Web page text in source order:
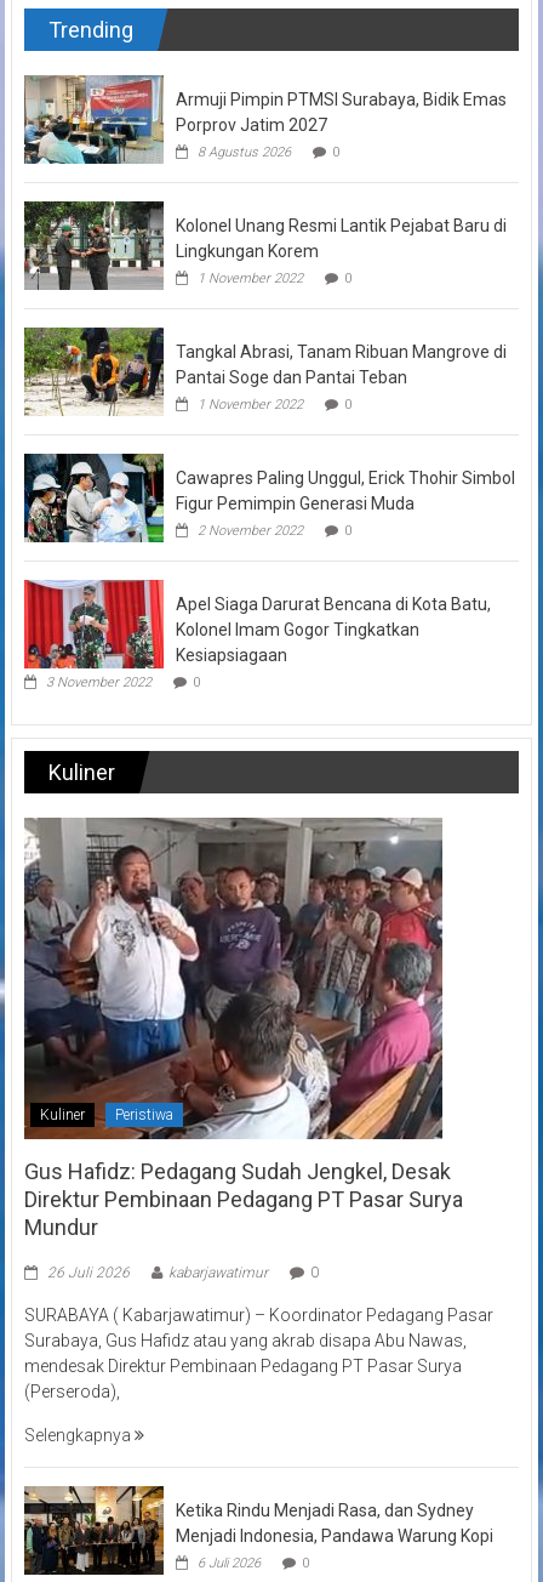
Trending
Armuji Pimpin PTMSI Surabaya, Bidik Emas
Porprov Jatim 2027
8 Agustus 2026 0
Kolonel Unang Resmi Lantik Pejabat Baru di
Lingkungan Korem
1 November 2022 0
Tangkal Abrasi, Tanam Ribuan Mangrove di
Pantai Soge dan Pantai Teban
1 November 2022 0
Cawapres Paling Unggul, Erick Thohir Simbol
Figur Pemimpin Generasi Muda
2 November 2022 0
Apel Siaga Darurat Bencana di Kota Batu,
Kolonel Imam Gogor Tingkatkan
Kesiapsiagaan
3 November 2022 0
Kuliner
Kuliner Peristiwa
Gus Hafidz: Pedagang Sudah Jengkel, Desak
Direktur Pembinaan Pedagang PT Pasar Surya
Mundur
26 Juli 2026 kabarjawatimur 0
SURABAYA ( Kabarjawatimur) – Koordinator Pedagang Pasar
Surabaya, Gus Hafidz atau yang akrab disapa Abu Nawas,
mendesak Direktur Pembinaan Pedagang PT Pasar Surya
(Perseroda),
Selengkapnya
Ketika Rindu Menjadi Rasa, dan Sydney
Menjadi Indonesia, Pandawa Warung Kopi
6 Juli 2026 0